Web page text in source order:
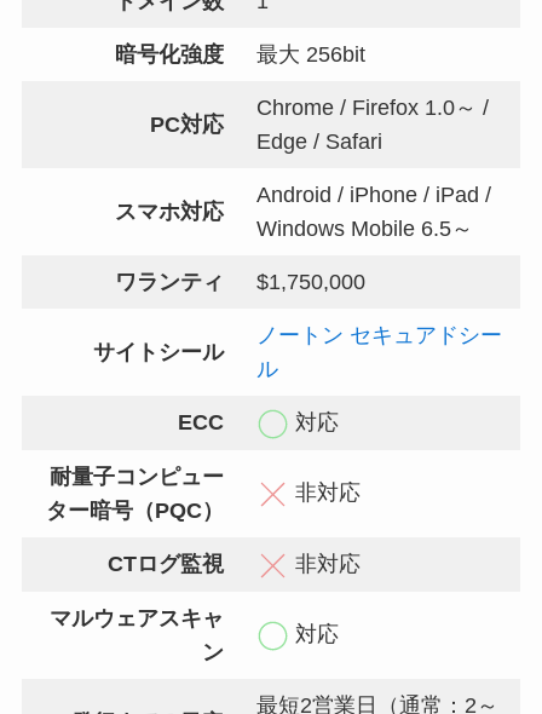
暗号化強度 最大 256bit
PC対応
Chrome / Firefox 1.0～ /
Edge / Safari
スマホ対応
Android / iPhone / iPad /
Windows Mobile 6.5～
ワランティ $1,750,000
サイトシール
ノートン セキュアドシー
ル
ECC 対応
耐量子コンピュー
ター暗号（PQC）
非対応
CTログ監視 非対応
マルウェアスキャ
ン
対応
最短2営業日（通常：2～